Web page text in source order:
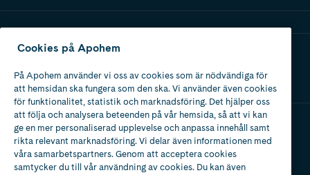
Ladda ner vår app
Apotek med tillstånd
av Läkemedelsverket
Cookies på Apohem
På Apohem använder vi oss av cookies som är nödvändiga för
att hemsidan ska fungera som den ska. Vi använder även cookies
för funktionalitet, statistik och marknadsföring. Det hjälper oss
att följa och analysera beteenden på vår hemsida, så att vi kan
ge en mer personaliserad upplevelse och anpassa innehåll samt
rikta relevant marknadsföring. Vi delar även informationen med
våra samarbetspartners. Genom att acceptera cookies
samtycker du till vår användning av cookies. Du kan även